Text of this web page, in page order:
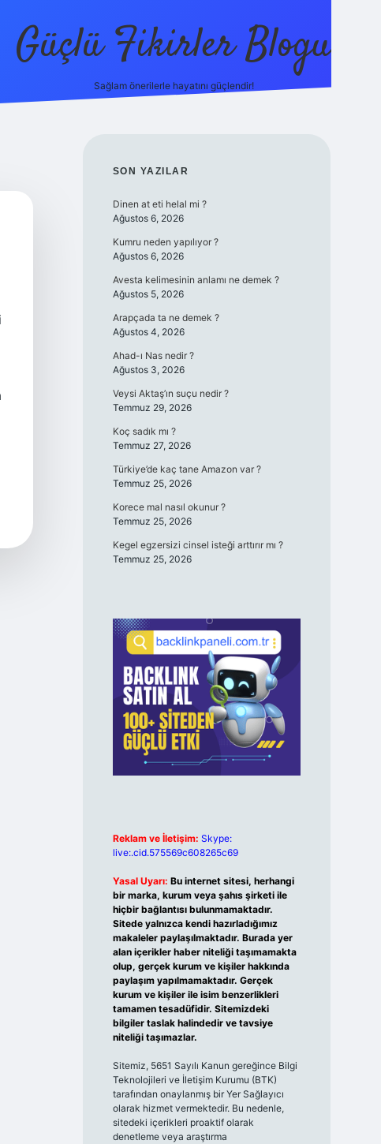
Güçlü Fikirler Blogu
Sağlam önerilerle hayatını güçlendir!
SIDEBAR
SON YAZILAR
Dinen at eti helal mi ?
Ağustos 6, 2026
Kumru neden yapılıyor ?
Ağustos 6, 2026
Avesta kelimesinin anlamı ne demek ?
Ağustos 5, 2026
Arapçada ta ne demek ?
Ağustos 4, 2026
Ahad-ı Nas nedir ?
Ağustos 3, 2026
Veysi Aktaş’ın suçu nedir ?
Temmuz 29, 2026
Koç sadık mı ?
Temmuz 27, 2026
Türkiye’de kaç tane Amazon var ?
Temmuz 25, 2026
Korece mal nasıl okunur ?
Temmuz 25, 2026
Kegel egzersizi cinsel isteği arttırır mı ?
Temmuz 25, 2026
Reklam ve İletişim: Skype:
live:.cid.575569c608265c69
Yasal Uyarı: Bu internet sitesi, herhangi
bir marka, kurum veya şahıs şirketi ile
hiçbir bağlantısı bulunmamaktadır.
Sitede yalnızca kendi hazırladığımız
makaleler paylaşılmaktadır. Burada yer
alan içerikler haber niteliği taşımamakta
olup, gerçek kurum ve kişiler hakkında
paylaşım yapılmamaktadır. Gerçek
kurum ve kişiler ile isim benzerlikleri
tamamen tesadüfidir. Sitemizdeki
bilgiler taslak halindedir ve tavsiye
niteliği taşımazlar.
Sitemiz, 5651 Sayılı Kanun gereğince Bilgi
Teknolojileri ve İletişim Kurumu (BTK)
tarafından onaylanmış bir Yer Sağlayıcı
olarak hizmet vermektedir. Bu nedenle,
sitedeki içerikleri proaktif olarak
denetleme veya araştırma